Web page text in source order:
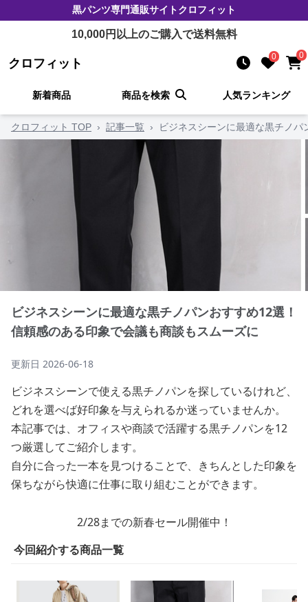
黒パンツ専門通販サイトクロフィット
10,000円以上のご購入で送料無料
クロフィット 0 0
新着商品 商品を検索 人気ランキング
クロフィット TOP › 記事一覧 › ビジネスシーンに最適な黒チノ
ビジネスシーンに最適な黒チノパンおすすめ12選！
信頼感のある印象で会議も商談もスムーズに
更新日 2026-06-18
ビジネスシーンで使える黒チノパンを探しているけれど、
どれを選べば好印象を与えられるか迷っていませんか。
本記事では、オフィスや商談で活躍する黒チノパンを12
つ厳選してご紹介します。
自分に合った一本を見つけることで、きちんとした印象を
保ちながら快適に仕事に取り組むことができます。
2/28までの新春セール開催中！
今回紹介する商品一覧